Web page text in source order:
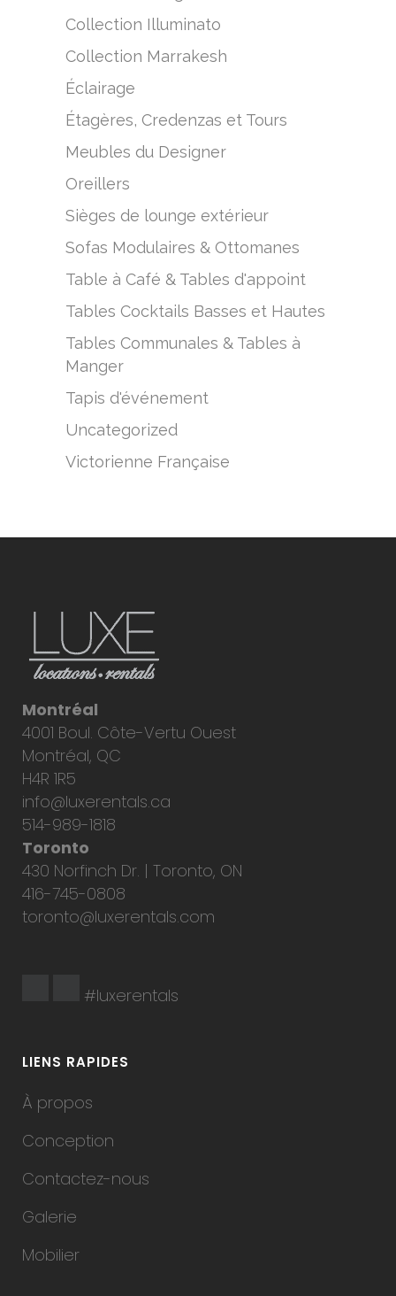
Collection Illuminato
Collection Marrakesh
Éclairage
Étagères, Credenzas et Tours
Meubles du Designer
Oreillers
Sièges de lounge extérieur
Sofas Modulaires & Ottomanes
Table à Café & Tables d'appoint
Tables Cocktails Basses et Hautes
Tables Communales & Tables à
Manger
Tapis d'événement
Uncategorized
Victorienne Française
Montréal
4001 Boul. Côte-Vertu Ouest
Montréal, QC
H4R 1R5
info@luxerentals.ca
514-989-1818
Toronto
430 Norfinch Dr. | Toronto, ON
416-745-0808
toronto@luxerentals.com
#luxerentals
LIENS RAPIDES
À propos
Conception
Contactez-nous
Galerie
Mobilier